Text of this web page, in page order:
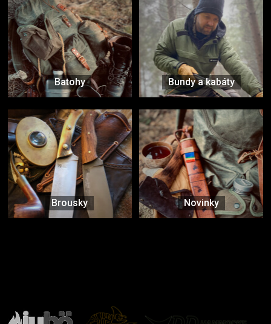
Batohy Bundy a kabáty
Brousky Novinky